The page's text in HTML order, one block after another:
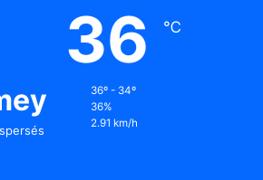
36 ℃
36º - 34º
36%
2.91 km/h